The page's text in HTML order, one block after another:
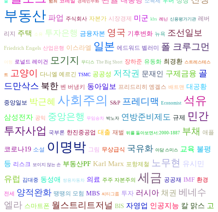
부동산 파업 주식회사 자본가 시장경제 미군 kbs 레닌 신용평가기관 레버
리지 주택 소유 투자은행 금융자본 영국 기후변화 뉴욕 조선일보
Friedrich Engels 산업은행 이스라엘 일본 에드워드 벨러미 폴 크루그먼
여행 로널드 레이건 모기지 무디스 The Big Short 장하준 유동화 최경환 스트레스테스
트 고양이 다니엘 예르긴 TSMC 공공성 저작권 문재인 구제금융 골
드만삭스 북한 벤 버냉키 동아일보 프리드리히 엥겔스 배트맨 대공황
중앙일보 박근혜 사회주의 S&P 프레디맥 Economist 석유
삼성전자 공익 중앙은행 무임승차 박노자 연방준비제도 규제 민간
투자사업
국부론 한진중공업 대출 재벌 뒤를 돌아보면서:2000-1887 부채 애플
코로나19 소설 이명박 그림 무상급식 국유화 아담 스미스 교육 불평
등 리스크 보이지 않는 손 부동산PF Karl Marx 포항제철 노무현 유시민
유럽 김대중 동성애 쌍용자동차 의료 주주 자본주의 세금 공공재 IMF 환경
전세 양적완화 땡땡의 모험 MBS 씨티그룹 투자 러시아 채권 베네수
엘라 스마트폰 월스트리트저널 BIS 자영업 인공지능 칼 맑스 고